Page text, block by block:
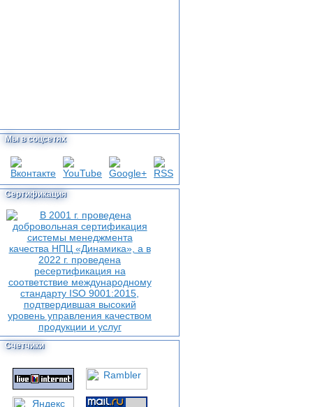
Мы в соцсетях
Сертификация
Счетчики